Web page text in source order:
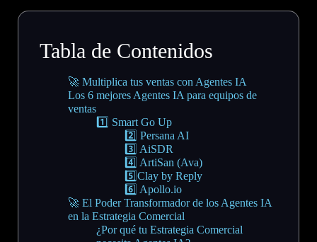
Tabla de Contenidos
🚀 Multiplica tus ventas con Agentes IA
Los 6 mejores Agentes IA para equipos de
ventas
1️⃣ Smart Go Up
2️⃣ Persana AI
3️⃣ AiSDR
4️⃣ ArtiSan (Ava)
5️⃣Clay by Reply
6️⃣ Apollo.io
🚀 El Poder Transformador de los Agentes IA
en la Estrategia Comercial
¿Por qué tu Estrategia Comercial